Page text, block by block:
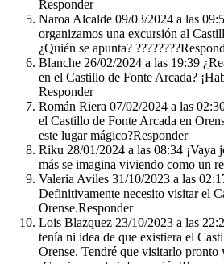
Responder
Naroa Alcalde 09/03/2024 a las
organizamos una excursión al
¿Quién se apunta?
Blanche 26/02/2024 a las 19:39
en el Castillo de Fonte Arcada?
Responder
Román Riera 07/02/2024 a las
el Castillo de Fonte Arcada en
este lugar mágico?Responder
Riku 28/01/2024 a las 08:34 ¡Vaya
más se imagina viviendo como un
Valeria Aviles 31/10/2023 a las
Definitivamente necesito visitar el
Orense.Responder
Lois Blazquez 23/10/2023 a las
tenía ni idea de que existiera el
Orense. Tendré que visitarlo pronto